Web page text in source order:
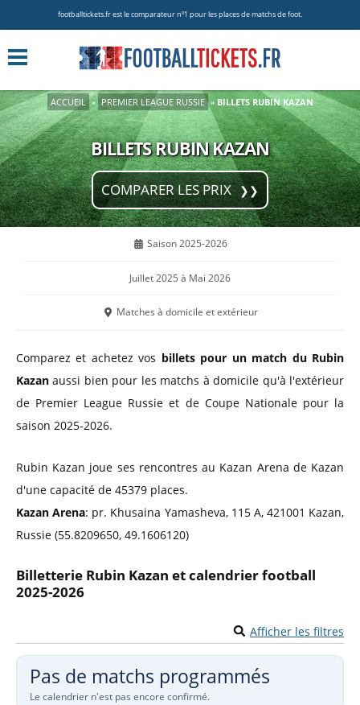
footballtickets.fr est le comparateur nº1 pour les places de matchs de foot.
ACCUEIL » PREMIER LEAGUE RUSSIE » BILLETS RUBIN KAZAN
BILLETS RUBIN KAZAN
COMPARER LES PRIX
Saison 2025-2026
Juillet 2025 à Mai 2026
Matches à domicile et extérieur
Comparez et achetez vos billets pour un match du Rubin
Kazan aussi bien pour les matchs à domicile qu'à l'extérieur
de Premier League Russie et de Coupe Nationale pour la
saison 2025-2026.
Rubin Kazan joue ses rencontres au Kazan Arena de Kazan
d'une capacité de 45379 places.
Kazan Arena: pr. Khusaina Yamasheva, 115 A, 421001 Kazan,
Russie (55.8209650, 49.1606120)
Billetterie Rubin Kazan et calendrier football
2025-2026
Afficher les filtres
Pas de matchs programmés
Le calendrier n'est pas encore confirmé.